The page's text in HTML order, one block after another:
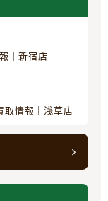
｜新宿店
取情報｜浅草店